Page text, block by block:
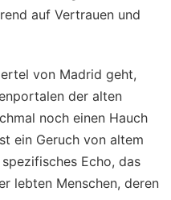
auf Vertrauen und
von Madrid geht,
der alten
noch einen Hauch
ein Geruch von altem
Echo, das
lebten Menschen, deren